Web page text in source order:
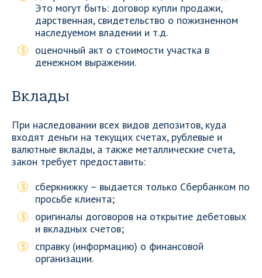
Это могут быть: договор купли продажи,
дарственная, свидетельство о пожизненном
наследуемом владении и т.д.
оценочный акт о стоимости участка в
денежном выражении.
Вклады
При наследовании всех видов депозитов, куда
входят деньги на текущих счетах, рублевые и
валютные вклады, а также металлические счета,
закон требует предоставить:
сберкнижку – выдается только Сбербанком по
просьбе клиента;
оригиналы договоров на открытие дебетовых
и вкладных счетов;
справку (информацию) о финансовой
организации.